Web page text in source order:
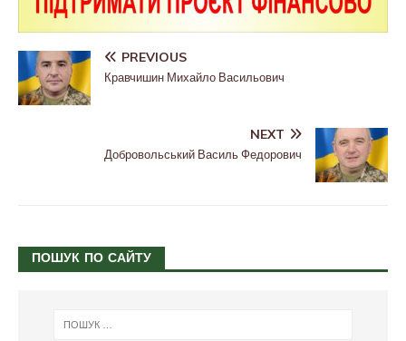
PREVIOUS
Кравчишин Михайло Васильович
NEXT
Добровольський Василь Федорович
ПОШУК ПО САЙТУ